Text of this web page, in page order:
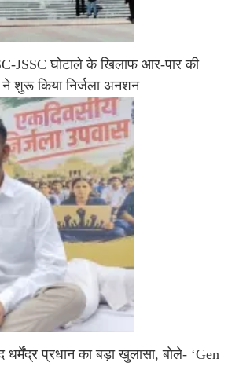
JSSC घोटाले के खिलाफ आर-पार की
शुरू किया निर्जला अनशन
प्रधान का बड़ा खुलासा, बोले- ‘Gen